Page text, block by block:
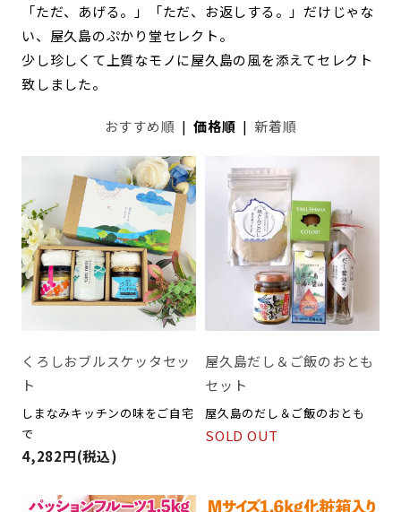
「ただ、あげる。」「ただ、お返しする。」だけじゃな
い、屋久島のぷかり堂セレクト。
少し珍しくて上質なモノに屋久島の風を添えてセレクト
致しました。
おすすめ順 |価格順 | 新着順
くろしおブルスケッタセッ
ト
しまなみキッチンの味をご自宅
で
4,282円(税込)
屋久島だし＆ご飯のおとも
セット
屋久島のだし＆ご飯のおとも
SOLD OUT